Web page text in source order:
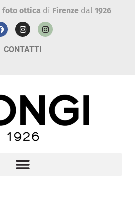
foto ottica di Firenzedal 1926
CONTATTI